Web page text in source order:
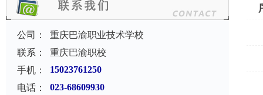
公司：
重庆巴渝职业技术学校
联系：
重庆巴渝职校
手机：
15023761250
电话： 023-68609930